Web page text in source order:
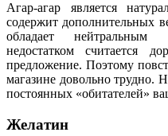
Агар-агар является
содержит дополнительных
обладает
недостатком считается
предложение. Поэтому
магазине довольно трудно.
постоянных «обитателей»
Желатин